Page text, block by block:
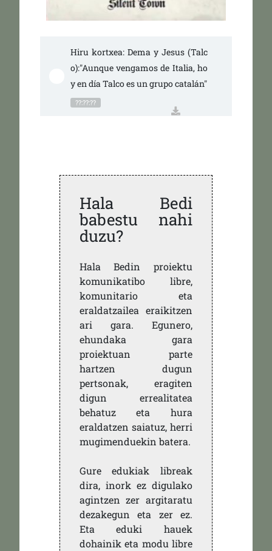
Hiru kortxea: Dema y Jesus (Talc
o):"Aunque vengamos de Italia, ho
y en día Talco es un grupo catalán"
??:??:??
Hala Bedi
babestu nahi
duzu?
Hala Bedin proiektu
komunikatibo libre,
komunitario eta
eraldatzailea eraikitzen
ari gara. Egunero,
ehundaka gara
proiektuan parte
hartzen dugun
pertsonak, eragiten
digun errealitatea
behatuz eta hura
eraldatzen saiatuz, herri
mugimenduekin batera.
Gure edukiak libreak
dira, inork ez digulako
agintzen zer argitaratu
dezakegun eta zer ez.
Eta eduki hauek
dohainik eta modu libre